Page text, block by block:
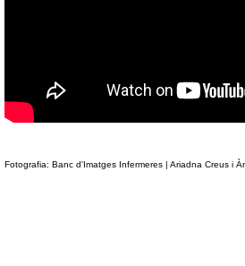
Fotografia: Banc d'Imatges Infermeres | Ariadna Creus i